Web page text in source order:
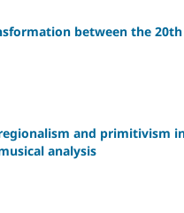
between the
and primitivism
analysis